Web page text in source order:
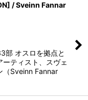
/ Sveinn Fannar
部 オスロを拠点と
ティスト、スヴェ
（Sveinn Fannar